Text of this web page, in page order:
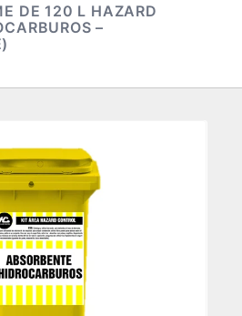
DE 120 L HAZARD
–